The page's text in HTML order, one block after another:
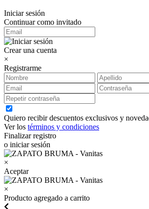
Iniciar sesión
Continuar como invitado
Crear una cuenta
×
Registrarme
Quiero recibir descuentos exclusivos y
Ver los términos y condiciones
Finalizar registro
o iniciar sesión
×
Aceptar
×
Producto agregado a carrito